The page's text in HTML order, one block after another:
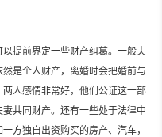
提前界定一些财产纠葛。一般夫
是个人财产，离婚时会把婚前与
人感情非常好，他们公证这一部
共同财产。还有一些处于法律中
方独自出资购买的房产、汽车，